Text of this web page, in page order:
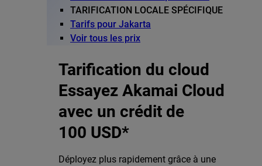
TARIFICATION LOCALE SPÉCIFIQUE
Tarifs pour Jakarta
Voir tous les prix
Tarification du cloud
Essayez Akamai Cloud
avec un crédit de
100 USD*
Déployez plus rapidement grâce à une